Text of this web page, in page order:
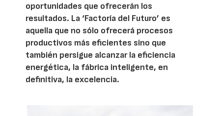
oportunidades que ofrecerán los
resultados. La ‘Factoría del Futuro’ es
aquella que no sólo ofrecerá procesos
productivos más eficientes sino que
también persigue alcanzar la eficiencia
energética, la fábrica inteligente, en
definitiva, la excelencia.